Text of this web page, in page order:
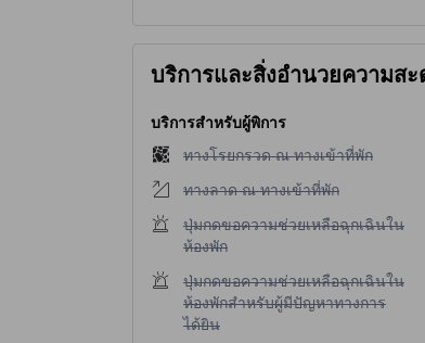
บริการและสิ่งอำนวยความสะ
บริการสำหรับผู้พิการ
ไม่มีบริการทางโรยกรวด ณ ทางเข้าที่พัก
ทางโรยกรวด ณ ทางเข้าที่พัก
ไม่มีบริการทางลาด ณ ทางเข้าที่พัก
ทางลาด ณ ทางเข้าที่พัก
ไม่มีบริการปุ่มกดขอความช่วยเหลือฉุก
ปุ่มกดขอความช่วยเหลือฉุกเฉินใน
ห้องพัก
ไม่มีบริการปุ่มกดขอความช่วยเหลือฉุก
ปุ่มกดขอความช่วยเหลือฉุกเฉินใน
ห้องพักสำหรับผู้มีปัญหาทางการ
ได้ยิน